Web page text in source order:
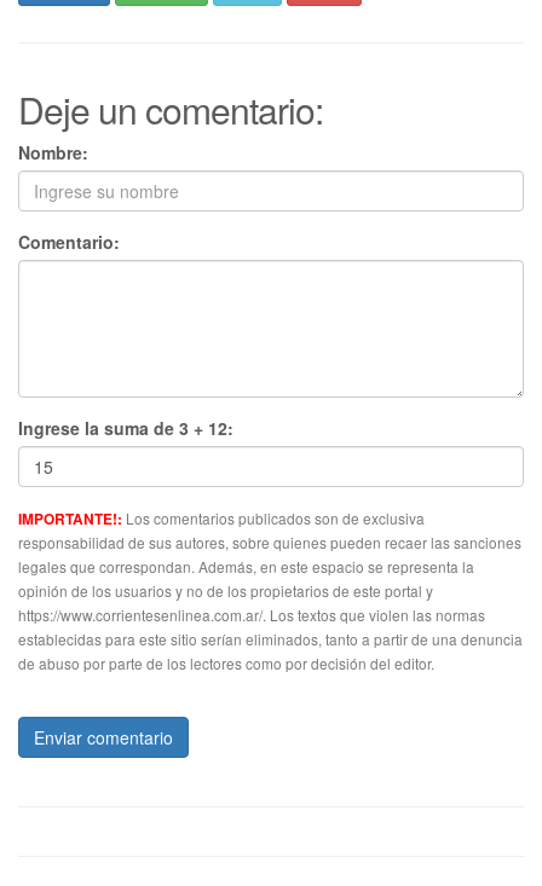
Deje un comentario:
Nombre:
Comentario:
Ingrese la suma de 3 + 12:
IMPORTANTE!: Los comentarios publicados son de exclusiva
responsabilidad de sus autores, sobre quienes pueden recaer las sanciones
legales que correspondan. Además, en este espacio se representa la
opinión de los usuarios y no de los propietarios de este portal y
https://www.corrientesenlinea.com.ar/. Los textos que violen las normas
establecidas para este sitio serían eliminados, tanto a partir de una denuncia
de abuso por parte de los lectores como por decisión del editor.
Enviar comentario